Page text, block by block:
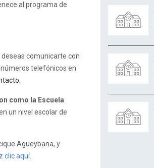
al programa de
comunicarte con
telefónicos en
como la Escuela
un nivel escolar de
Agueybana, y
clic aquí.